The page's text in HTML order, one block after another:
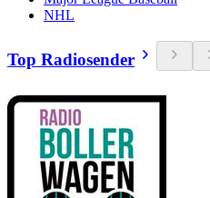
NHL
Top Radiosender